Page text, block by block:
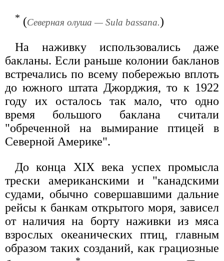
* (Северная олуша — Sula bassana.)
На наживку использовались даже
бакланы. Если раньше колонии бакланов
встречались по всему побережью вплоть
до южного штата Джорджия, то к 1922
году их осталось так мало, что одно
время большого баклана считали
"обреченной на вымирание птицей в
Северной Америке".
До конца XIX века успех промысла
трески американскими и "канадскими
судами, обычно совершавшими дальние
рейсы к банкам открытого моря, зависел
от наличия на борту наживки из мяса
взрослых океанических птиц, главным
образом таких созданий, как грациозные